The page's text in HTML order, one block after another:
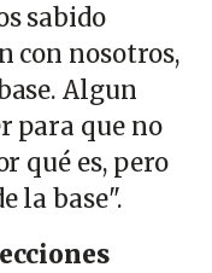
sabido
con nosotros,
Algun
para que no
qué es, pero
la base".